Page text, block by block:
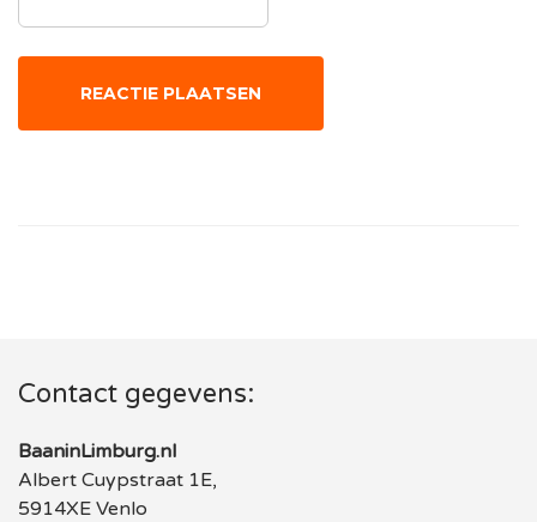
Contact gegevens:
BaaninLimburg.nl
Albert Cuypstraat 1E,
5914XE Venlo